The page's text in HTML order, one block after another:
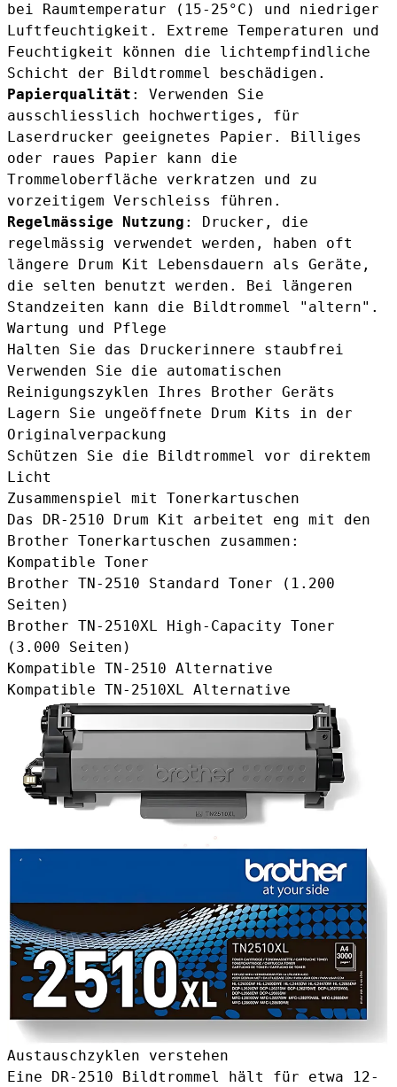
bei Raumtemperatur (15-25°C) und niedriger
Luftfeuchtigkeit. Extreme Temperaturen und
Feuchtigkeit können die lichtempfindliche
Schicht der Bildtrommel beschädigen.
Papierqualität : Verwenden Sie
ausschliesslich hochwertiges, für
Laserdrucker geeignetes Papier. Billiges
oder raues Papier kann die
Trommeloberfläche verkratzen und zu
vorzeitigem Verschleiss führen.
Regelmässige Nutzung : Drucker, die
regelmässig verwendet werden, haben oft
längere Drum Kit Lebensdauern als Geräte,
die selten benutzt werden. Bei längeren
Standzeiten kann die Bildtrommel "altern".
Wartung und Pflege
Halten Sie das Druckerinnere staubfrei
Verwenden Sie die automatischen
Reinigungszyklen Ihres Brother Geräts
Lagern Sie ungeöffnete Drum Kits in der
Originalverpackung
Schützen Sie die Bildtrommel vor direktem
Licht
Zusammenspiel mit Tonerkartuschen
Das DR-2510 Drum Kit arbeitet eng mit den
Brother Tonerkartuschen zusammen:
Kompatible Toner
Brother TN-2510 Standard Toner (1.200
Seiten)
Brother TN-2510XL High-Capacity Toner
(3.000 Seiten)
Kompatible TN-2510 Alternative
Kompatible TN-2510XL Alternative
Austauschzyklen verstehen
Eine DR-2510 Bildtrommel hält für etwa 12-